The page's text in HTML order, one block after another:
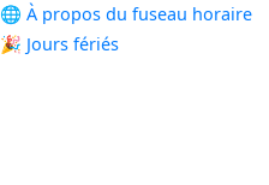
🌐 À propos du fuseau horaire
🎉 Jours fériés